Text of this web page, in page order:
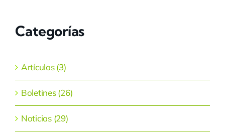
Categorías
Artículos (3)
Boletines (26)
Noticias (29)